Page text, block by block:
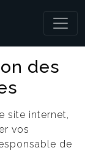
des
site internet,
vos
de